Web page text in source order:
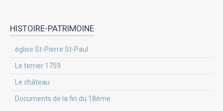
HISTOIRE-PATRIMOINE
église St-Pierre St-Paul
Le terrier 1759
Le château
Documents de la fin du 18ème